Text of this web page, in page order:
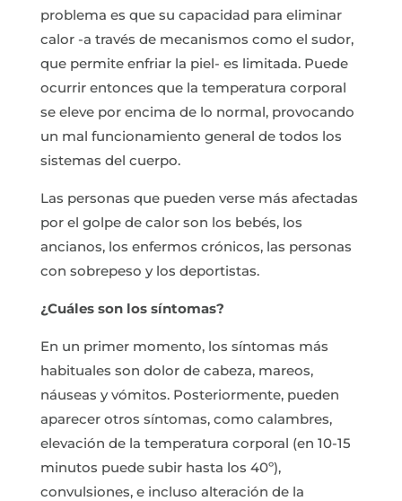
problema es que su capacidad para eliminar
calor -a través de mecanismos como el sudor,
que permite enfriar la piel- es limitada. Puede
ocurrir entonces que la temperatura corporal
se eleve por encima de lo normal, provocando
un mal funcionamiento general de todos los
sistemas del cuerpo.
Las personas que pueden verse más afectadas
por el golpe de calor son los bebés, los
ancianos, los enfermos crónicos, las personas
con sobrepeso y los deportistas.
¿Cuáles son los síntomas?
En un primer momento, los síntomas más
habituales son dolor de cabeza, mareos,
náuseas y vómitos. Posteriormente, pueden
aparecer otros síntomas, como calambres,
elevación de la temperatura corporal (en 10-15
minutos puede subir hasta los 40º),
convulsiones, e incluso alteración de la